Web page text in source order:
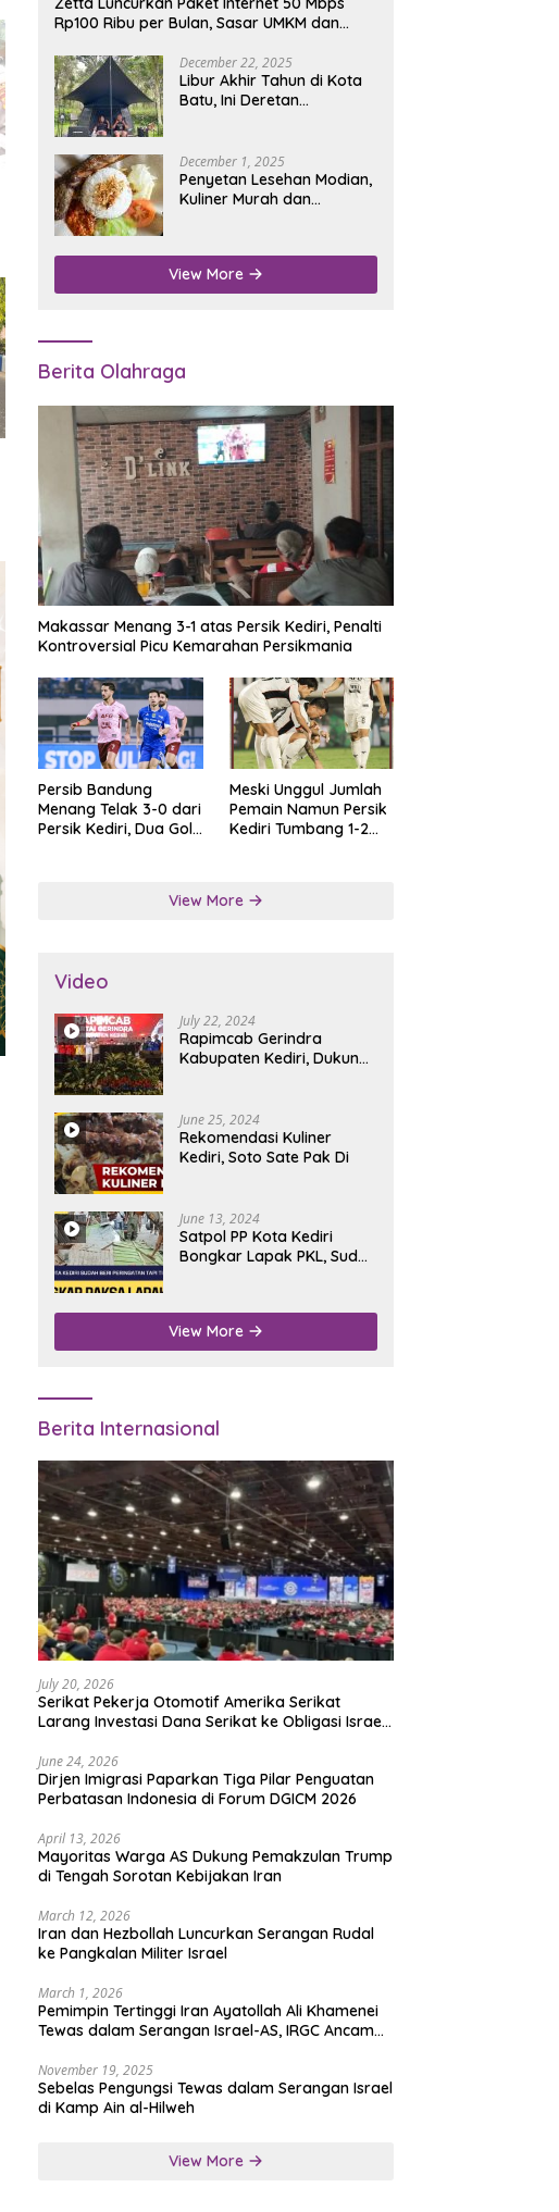
Rp100 Ribu per Bulan, Sasar UMKM dan
December 22, 2025
Libur Akhir Tahun di Kota
Batu, Ini Deretan
December 1, 2025
Penyetan Lesehan Modian,
Kuliner Murah dan
Nganjuk
View More
Berita Olahraga
Makassar Menang 3-1 atas Persik Kediri, Penalti
Kontroversial Picu Kemarahan Persikmania
Persib Bandung
Menang Telak 3-0 dari
Persik Kediri, Dua Gol
Meski Unggul Jumlah
Pemain Namun Persik
Kediri Tumbang 1-2
View More
Video
July 22, 2024
Rapimcab Gerindra
Kabupaten Kediri, Dukung
June 25, 2024
Rekomendasi Kuliner
Kediri, Soto Sate Pak Di
June 13, 2024
Satpol PP Kota Kediri
Bongkar Lapak PKL, Sudah
View More
Berita Internasional
July 20, 2026
Serikat Pekerja Otomotif Amerika Serikat
Larang Investasi Dana Serikat ke Obligasi Israel,
June 24, 2026
Dirjen Imigrasi Paparkan Tiga Pilar Penguatan
Perbatasan Indonesia di Forum DGICM 2026
April 13, 2026
Mayoritas Warga AS Dukung Pemakzulan Trump
di Tengah Sorotan Kebijakan Iran
March 12, 2026
Iran dan Hezbollah Luncurkan Serangan Rudal
ke Pangkalan Militer Israel
March 1, 2026
Pemimpin Tertinggi Iran Ayatollah Ali Khamenei
Tewas dalam Serangan Israel-AS, IRGC Ancam
November 19, 2025
Sebelas Pengungsi Tewas dalam Serangan Israel
di Kamp Ain al-Hilweh
View More